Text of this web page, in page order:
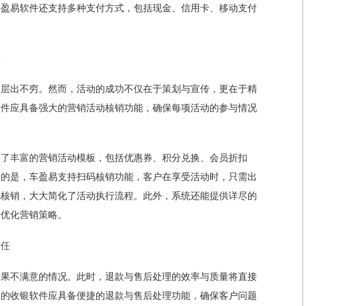
易软件还支持多种支付方式，包括现金、信用卡、移动支付
出不穷。然而，活动的成功不仅在于策划与宣传，更在于精
应具备强大的营销活动核销功能，确保每项活动的参与情况
丰富的营销活动模板，包括优惠券、积分兑换、会员折扣
是，车盈易支持扫码核销功能，客户在享受活动时，只需出
销，大大简化了活动执行流程。此外，系统还能提供详尽的
化营销策略。
不满意的情况。此时，退款与售后处理的效率与质量将直接
收银软件应具备便捷的退款与售后处理功能，确保客户问题